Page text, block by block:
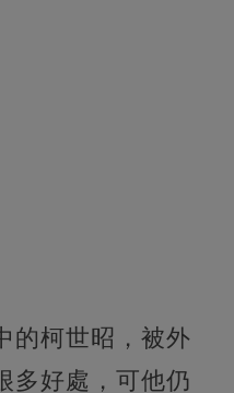
的柯世昭，被外
多好處，可他仍